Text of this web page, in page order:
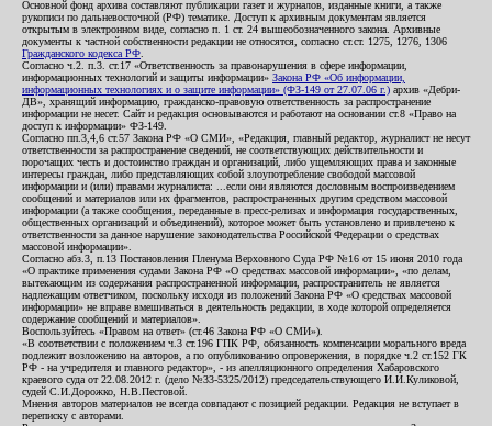
Основной фонд архива составляют публикации газет и журналов, изданные книги, а также
рукописи по дальневосточной (РФ) тематике. Доступ к архивным документам является
открытым в электронном виде, согласно п. 1 ст. 24 вышеобозначенного закона. Архивные
документы к частной собственности редакции не относятся, согласно ст.ст. 1275, 1276, 1306
Гражданского кодекса РФ
Согласно ч.2. п.3. ст.17 «Ответственность за правонарушения в сфере информации,
информационных технологий и защиты информации» Закона РФ «Об информации,
информационных технологиях и о защите информации» (ФЗ-149 от 27.07.06 г.) архив «Дебри-
ДВ», хранящий информацию, гражданско-правовую ответственность за распространение
информации не несет. Сайт и редакция основываются и работают на основании ст.8 «Право на
доступ к информации» ФЗ-149.
Согласно пп.3,4,6 ст.57 Закона РФ «О СМИ», «Редакция, главный редактор, журналист не несут
ответственности за распространение сведений, не соответствующих действительности и
порочащих честь и достоинство граждан и организаций, либо ущемляющих права и законные
интересы граждан, либо представляющих собой злоупотребление свободой массовой
информации и (или) правами журналиста: ...если они являются дословным воспроизведением
сообщений и материалов или их фрагментов, распространенных другим средством массовой
информации (а также сообщения, переданные в пресс-релизах и информация государственных,
общественных организаций и объединений), которое может быть установлено и привлечено к
ответственности за данное нарушение законодательства Российской Федерации о средствах
массовой информации».
Согласно абз.3, п.13 Постановления Пленума Верховного Суда РФ №16 от 15 июня 2010 года
«О практике применения судами Закона РФ «О средствах массовой информации», «по делам,
вытекающим из содержания распространенной информации, распространитель не является
надлежащим ответчиком, поскольку исходя из положений Закона РФ «О средствах массовой
информации» не вправе вмешиваться в деятельность редакции, в ходе которой определяется
содержание сообщений и материалов».
Воспользуйтесь «Правом на ответ» (ст.46 Закона РФ «О СМИ»).
«В соответствии с положением ч.3 ст.196 ГПК РФ, обязанность компенсации морального вреда
подлежит возложению на авторов, а по опубликованию опровержения, в порядке ч.2 ст.152 ГК
РФ - на учредителя и главного редактор», - из апелляционного определения Хабаровского
краевого суда от 22.08.2012 г. (дело №33-5325/2012) председательствующего И.И.Куликовой,
судей С.И.Дорожко, Н.В.Пестовой.
Мнения авторов материалов не всегда совпадают с позицией редакции. Редакция не вступает в
переписку с авторами.